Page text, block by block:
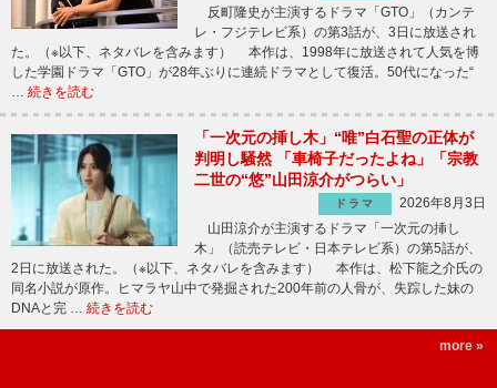
反町隆史が主演するドラマ「GTO」（カンテ
レ・フジテレビ系）の第3話が、3日に放送され
た。（※以下、ネタバレを含みます） 本作は、1998年に放送されて人気を博
した学園ドラマ「GTO」が28年ぶりに連続ドラマとして復活。50代になった“
… 続きを読む
「一次元の挿し木」“唯”白石聖の正体が
判明し騒然 「車椅子だったよね」「宗教
二世の“悠”山田涼介がつらい」
ドラマ
2026年8月3日
山田涼介が主演するドラマ「一次元の挿し
木」（読売テレビ・日本テレビ系）の第5話が、
2日に放送された。（※以下、ネタバレを含みます） 本作は、松下龍之介氏の
同名小説が原作。ヒマラヤ山中で発掘された200年前の人骨が、失踪した妹の
DNAと完 … 続きを読む
more »